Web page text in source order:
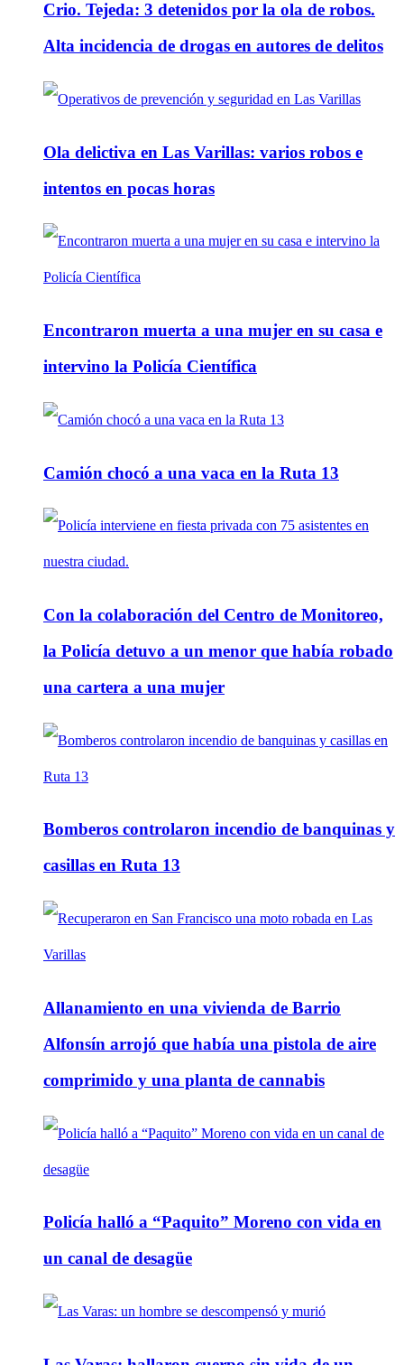
Crio. Tejeda: 3 detenidos por la ola de robos.
Alta incidencia de drogas en autores de delitos
Ola delictiva en Las Varillas: varios robos e
intentos en pocas horas
Encontraron muerta a una mujer en su casa e
intervino la Policía Científica
Camión chocó a una vaca en la Ruta 13
Con la colaboración del Centro de Monitoreo,
la Policía detuvo a un menor que había robado
una cartera a una mujer
Bomberos controlaron incendio de banquinas y
casillas en Ruta 13
Allanamiento en una vivienda de Barrio
Alfonsín arrojó que había una pistola de aire
comprimido y una planta de cannabis
Policía halló a “Paquito” Moreno con vida en
un canal de desagüe